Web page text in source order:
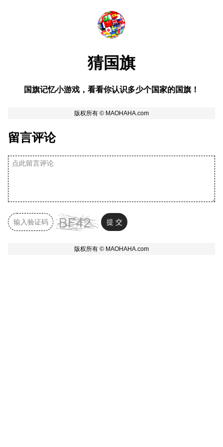
猜国旗
国旗记忆小游戏，看看你认识多少个国家的国旗！
留言评论